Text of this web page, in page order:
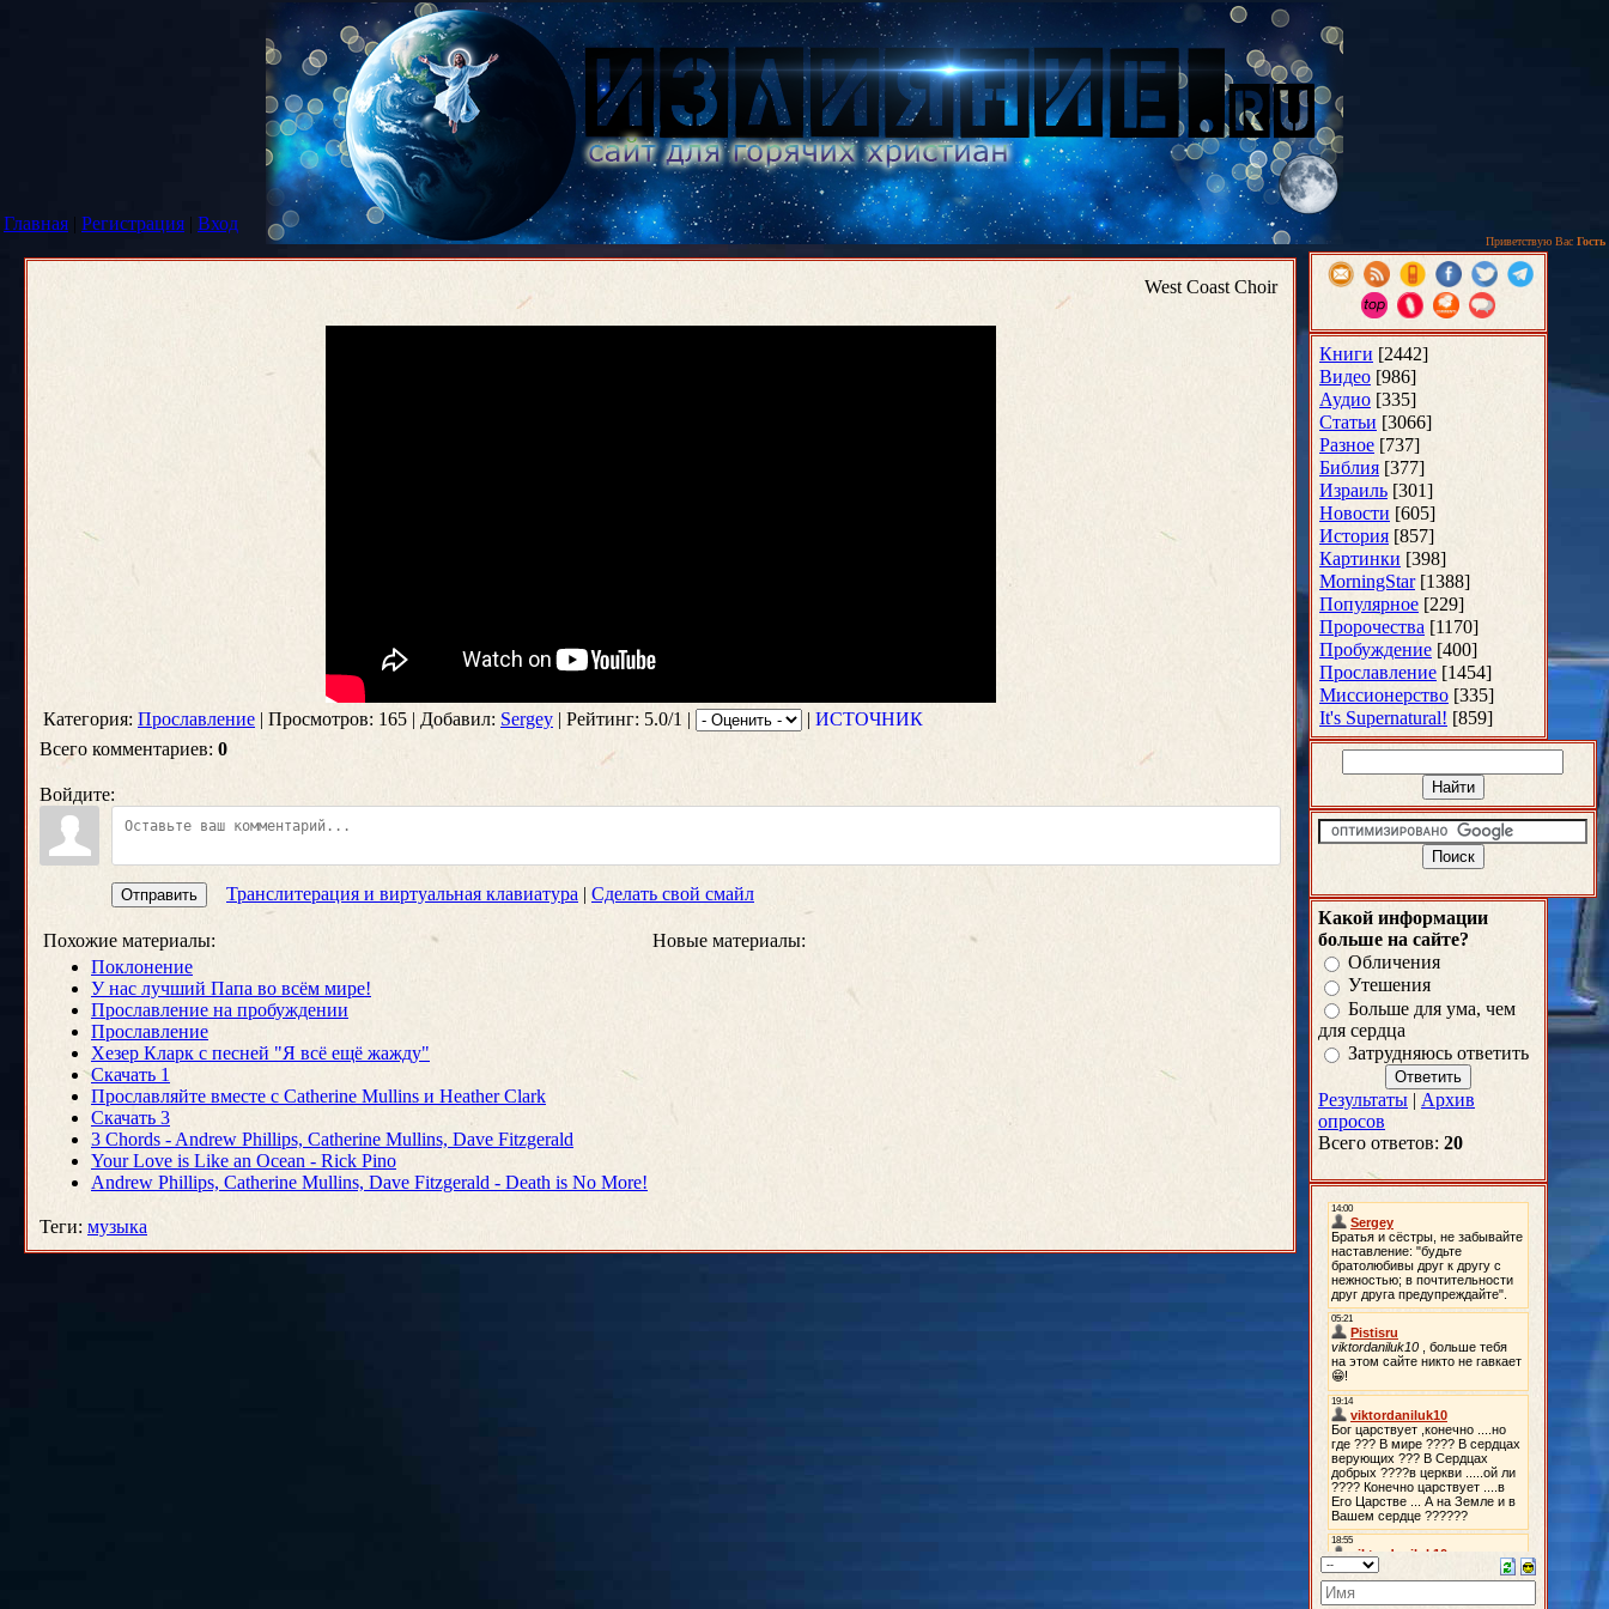
Главная | Регистрация | Вход
Приветствую Вас Гость
West Coast Choir
Категория: Прославление | Просмотров: 165 | Добавил: Sergey | Рейтинг: 5.0/1 | | ИСТОЧНИК
Всего комментариев: 0
Войдите:
Отправить Транслитерация и виртуальная клавиатура | Сделать свой смайл
Похожие материалы:
Новые материалы:
Поклонение
У нас лучший Папа во всём мире!
Прославление на пробуждении
Прославление
Хезер Кларк с песней "Я всё ещё жажду"
Скачать 1
Прославляйте вместе с Catherine Mullins и Heather Clark
Скачать 3
3 Chords - Andrew Phillips, Catherine Mullins, Dave Fitzgerald
Your Love is Like an Ocean - Rick Pino
Andrew Phillips, Catherine Mullins, Dave Fitzgerald - Death is No More!
Теги: музыка
Книги [2442]
Видео [986]
Аудио [335]
Статьи [3066]
Разное [737]
Библия [377]
Израиль [301]
Новости [605]
История [857]
Картинки [398]
MorningStar [1388]
Популярное [229]
Пророчества [1170]
Пробуждение [400]
Прославление [1454]
Миссионерство [335]
It's Supernatural! [859]
Какой информации
больше на сайте?
Обличения
Утешения
Больше для ума, чем
для сердца
Затрудняюсь ответить
Результаты | Архив
опросов
Всего ответов: 20